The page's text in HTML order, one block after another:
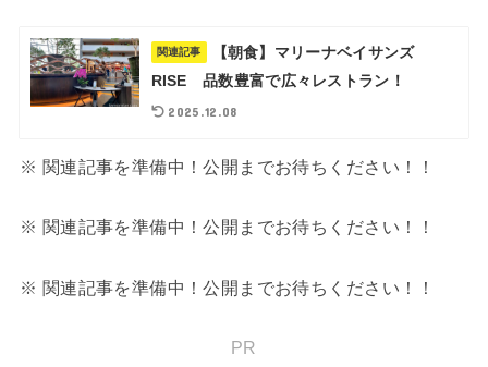
関連記事
【朝食】マリーナベイサンズ
RISE 品数豊富で広々レストラン！
2025.12.08
※ 関連記事を準備中！公開までお待ちください！！
※ 関連記事を準備中！公開までお待ちください！！
※ 関連記事を準備中！公開までお待ちください！！
PR